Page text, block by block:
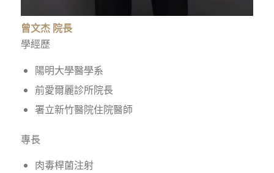
曾文杰 院長
學經歷
陽明大學醫學系
前愛爾麗診所院長
署立新竹醫院住院醫師
專長
肉毒桿菌注射